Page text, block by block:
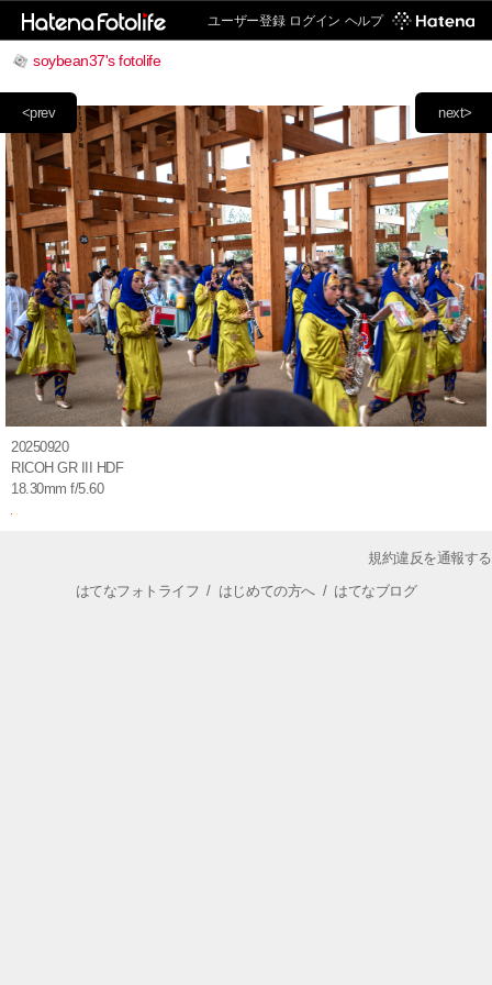
ユーザー登録 ログイン ヘルプ
soybean37's fotolife
next>
<prev
20250920
RICOH GR III HDF
18.30mm f/5.60
規約違反を通報する
はてなフォトライフ / はじめての方へ/ はてなブログ